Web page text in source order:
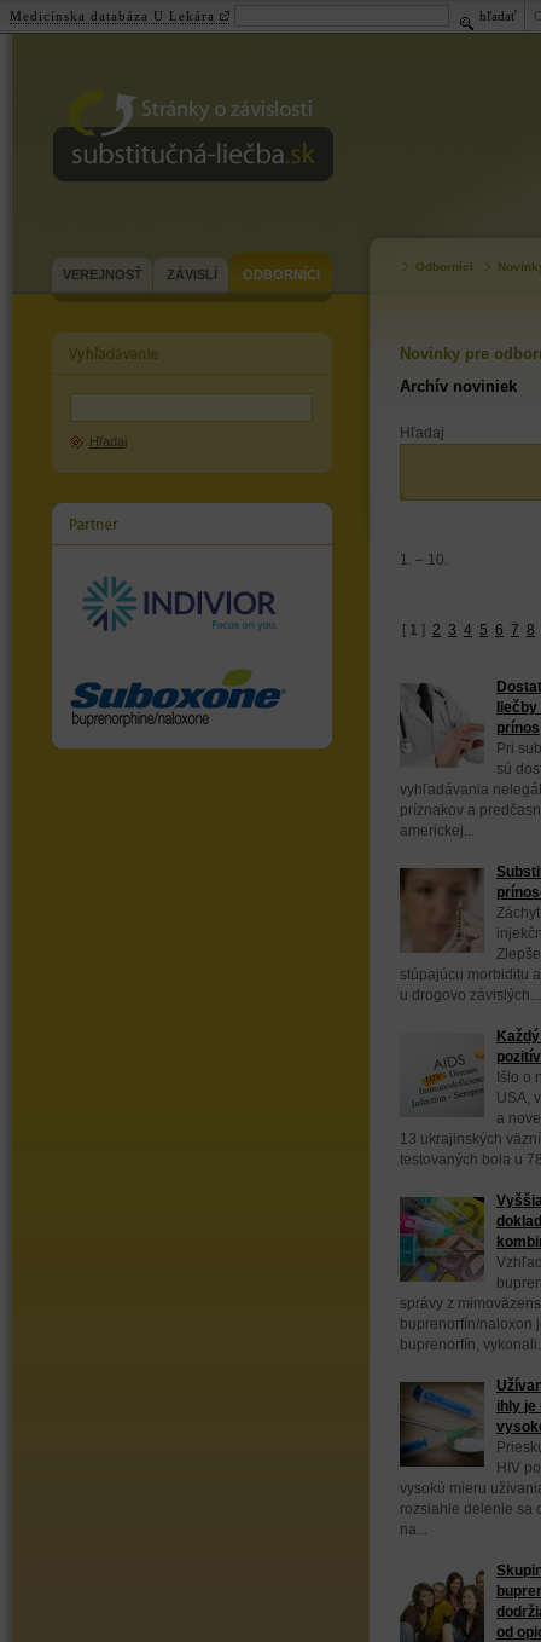
substitučná-liečba.sk
VEREJNOSŤ ZÁVISLÍ ODBORNÍCI
Hľadaj
Odborníci
Novinky pre
Archív noviniek
Hľadaj
1. – 10.
[ 1 ] 2 3 4 5 6 7 8
liečby
prínos
Pri
sú
vyhľadávania
príznakov a
americkej...
stúpajúcu morbiditu
u drogovo závislých...
Išlo o
USA,
a
13 ukrajinských
testovaných bola u
správy z
buprenorfín/naloxon
buprenorfín,
ihly je
HIV
vysokú mieru
rozsiahle delenie sa
na...
od
Medicínska databáza U Lekára hľadať